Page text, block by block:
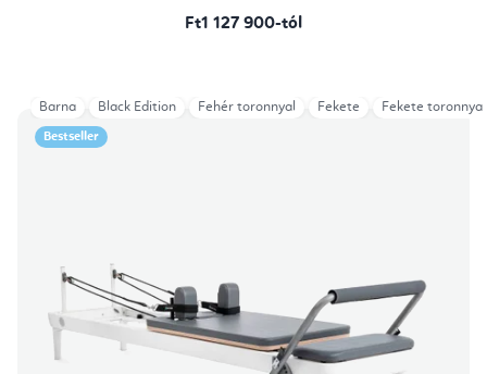
Ft1 127 900-tól
Bestseller
Barna Black Edition Fehér toronnyal Fekete Fekete toronnyal